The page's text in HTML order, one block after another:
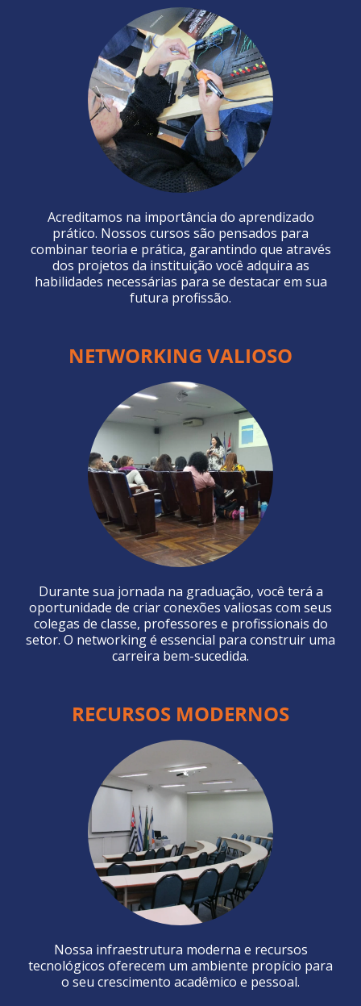
Acreditamos na importância do aprendizado
prático. Nossos cursos são pensados para
combinar teoria e prática, garantindo que através
dos projetos da instituição você adquira as
habilidades necessárias para se destacar em sua
futura profissão.
NETWORKING VALIOSO
Durante sua jornada na graduação, você terá a
oportunidade de criar conexões valiosas com seus
colegas de classe, professores e profissionais do
setor. O networking é essencial para construir uma
carreira bem-sucedida.
RECURSOS MODERNOS
Nossa infraestrutura moderna e recursos
tecnológicos oferecem um ambiente propício para
o seu crescimento acadêmico e pessoal.